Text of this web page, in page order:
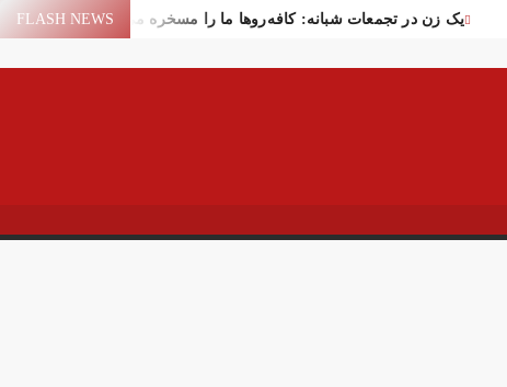
FLASH NEWSیک زن در تجمعات شبانه: کافه‌روها ما را مسخره می‌کنند!